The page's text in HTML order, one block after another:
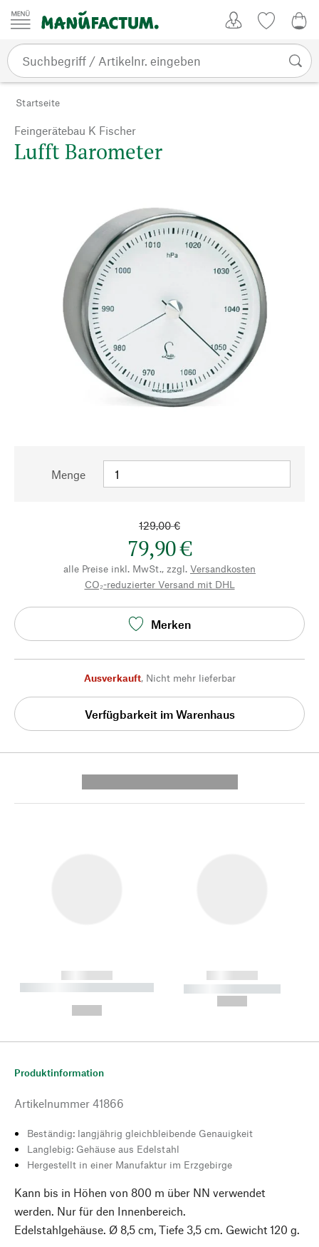
Zum Inhalt springen
Startseite
Feingerätebau K Fischer
Lufft Barometer
Menge
129,00 €
79,90 €
alle Preise inkl. MwSt., zzgl. Versandkosten
CO₂-reduzierter Versand mit DHL
Merken
Ausverkauft, Nicht mehr lieferbar
Verfügbarkeit im Warenhaus
------------
----------- ----------- --------
------------
----------- -----------
Produktinformation
Artikelnummer 41866
Beständig: langjährig gleichbleibende Genauigkeit
Langlebig: Gehäuse aus Edelstahl
Hergestellt in einer Manufaktur im Erzgebirge
Kann bis in Höhen von 800 m über NN verwendet
werden. Nur für den Innenbereich.
Edelstahlgehäuse. Ø 8,5 cm, Tiefe 3,5 cm. Gewicht 120 g.